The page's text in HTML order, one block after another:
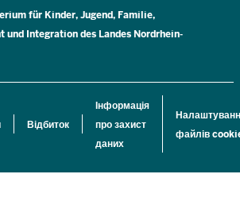
Відбиток
Інформація
про захист
даних
файлів
für Kinder, Jugend, Familie,
und Integration des Landes Nordrhein-